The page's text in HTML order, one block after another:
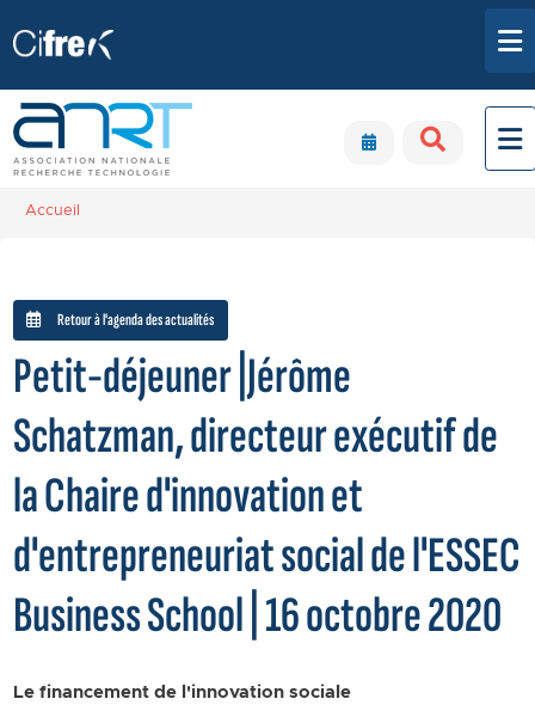
Accueil
Retour à l'agenda des actualités
Petit-déjeuner |Jérôme
Schatzman, directeur exécutif de
la Chaire d'innovation et
d'entrepreneuriat social de l'ESSEC
Business School | 16 octobre 2020
Le financement de l'innovation sociale